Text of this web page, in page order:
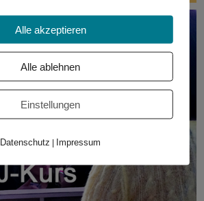
Alle akzeptieren
Alle ablehnen
Einstellungen
Datenschutz | Impressum